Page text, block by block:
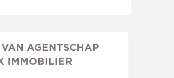
AGENTSCHAP
IMMOBILIER